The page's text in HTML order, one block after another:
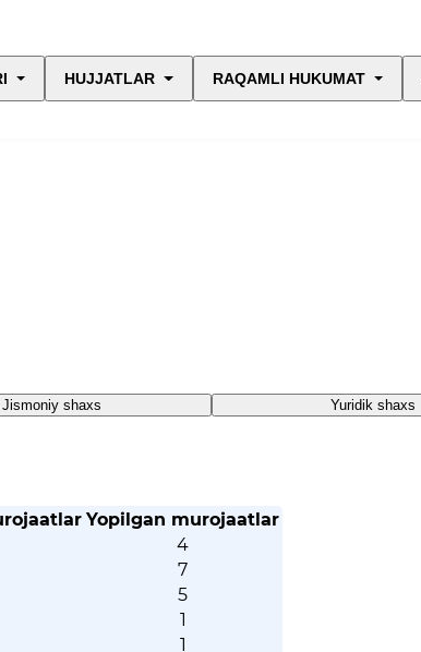
HUJJATLAR RAQAMLI HUKUMAT
Jismoniy shaxs Yuridik shaxs
Yopilgan murojaatlar
4
7
5
1
1